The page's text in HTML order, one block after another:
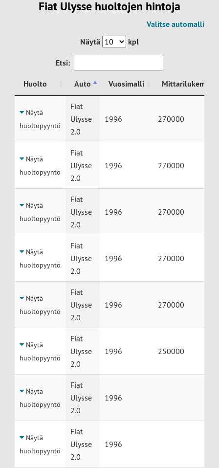
Fiat Ulysse huoltojen hintoja
Valitse automalli
Näytä
kpl
Etsi:
Huolto Auto Vuosimalli
Mittarilukema
Auto
Näytä
huoltopyyntö
Fiat
Ulysse
2.0
1996 270000
Näytä
huoltopyyntö
Fiat
Ulysse
2.0
1996 270000
Näytä
huoltopyyntö
Fiat
Ulysse
2.0
1996 270000
Näytä
huoltopyyntö
Fiat
Ulysse
2.0
1996 270000
Näytä
huoltopyyntö
Fiat
Ulysse
2.0
1996 270000
Näytä
huoltopyyntö
Fiat
Ulysse
2.0
1996 250000
Näytä
huoltopyyntö
Fiat
Ulysse
2.0
1996
Näytä
huoltopyyntö
Fiat
Ulysse
2.0
1996